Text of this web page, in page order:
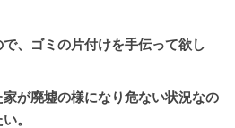
、ゴミの片付けを手伝って欲し
が廃墟の様になり危ない状況なの
。